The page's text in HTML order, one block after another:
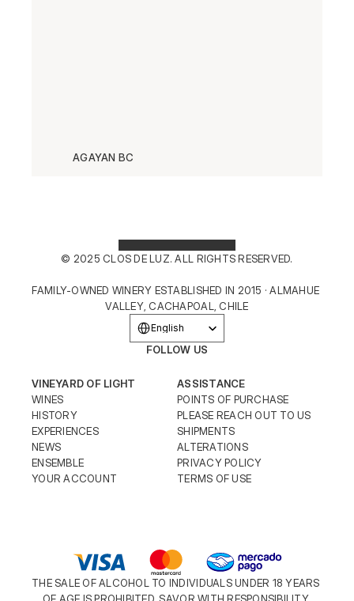
AGAYAN BC
© 2025 CLOS DE LUZ. ALL RIGHTS RESERVED.
FAMILY-OWNED WINERY ESTABLISHED IN 2015 · ALMAHUE
VALLEY, CACHAPOAL, CHILE
English
FOLLOW US
VINEYARD OF LIGHT
HISTORY
WINES
EXPERIENCES
NEWS
ENSEMBLE
YOUR ACCOUNT
ASSISTANCE
PLEASE REACH OUT TO US
POINTS OF PURCHASE
SHIPMENTS
ALTERATIONS
PRIVACY POLICY
TERMS OF USE
THE SALE OF ALCOHOL TO INDIVIDUALS UNDER 18 YEARS